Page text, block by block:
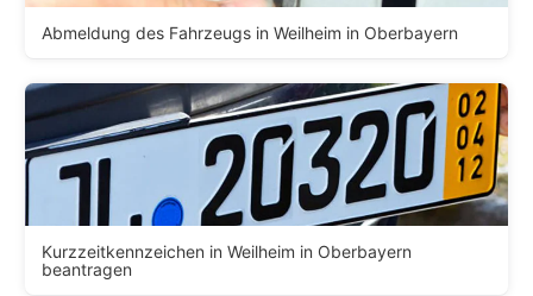
Abmeldung des Fahrzeugs in Weilheim in Oberbayern
Kurzzeitkennzeichen in Weilheim in Oberbayern
beantragen